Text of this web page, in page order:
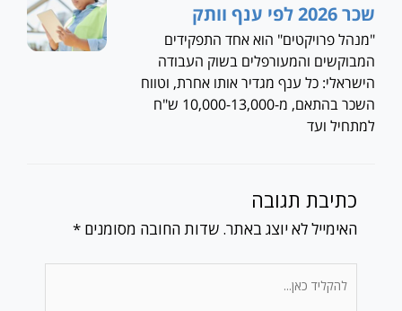
שכר 2026 לפי ענף וותק
"מנהל פרויקטים" הוא אחד התפקידים
המבוקשים והמעורפלים בשוק העבודה
הישראלי: כל ענף מגדיר אותו אחרת, וטווח
השכר בהתאם, מ-10,000-13,000 ש"ח
למתחיל ועד
כתיבת תגובה
האימייל לא יוצג באתר. שדות החובה מסומנים *
כאן...